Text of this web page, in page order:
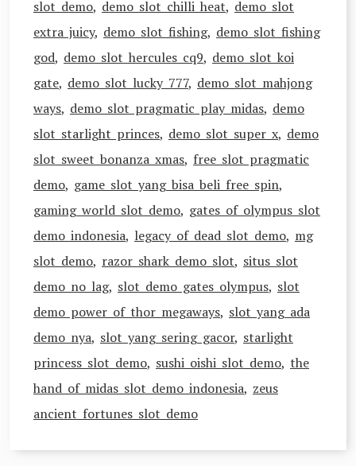
slot demo, demo slot chilli heat, demo slot
extra juicy, demo slot fishing, demo slot fishing
god, demo slot hercules cq9, demo slot koi
gate, demo slot lucky 777, demo slot mahjong
ways, demo slot pragmatic play midas, demo
slot starlight princes, demo slot super x, demo
slot sweet bonanza xmas, free slot pragmatic
demo, game slot yang bisa beli free spin,
gaming world slot demo, gates of olympus slot
demo indonesia, legacy of dead slot demo, mg
slot demo, razor shark demo slot, situs slot
demo no lag, slot demo gates olympus, slot
demo power of thor megaways, slot yang ada
demo nya, slot yang sering gacor, starlight
princess slot demo, sushi oishi slot demo, the
hand of midas slot demo indonesia, zeus
ancient fortunes slot demo